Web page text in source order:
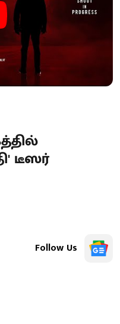
டீஸர்
Follow Us